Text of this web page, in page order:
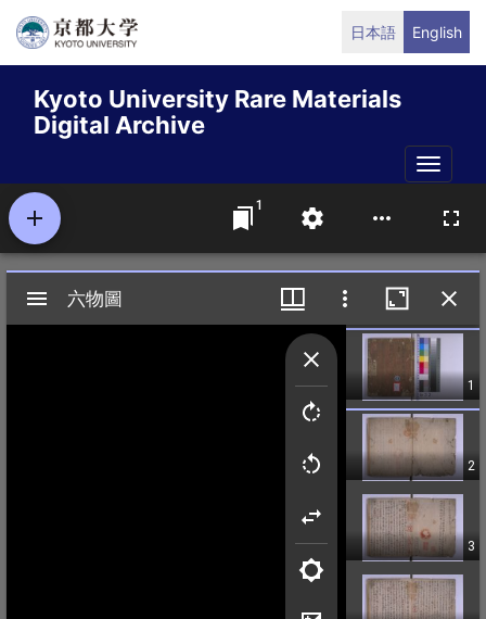
Skip
content
日本語 English
Kyoto University Rare Materials
Digital Archive
Toggle